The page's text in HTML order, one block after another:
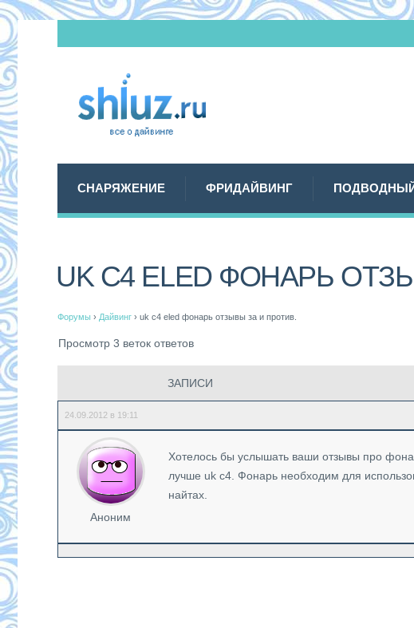
СНАРЯЖЕНИЕ ФРИДАЙВИНГ
UK C4 ELED ФОНAРЬ
Форумы › Дайвинг › uk c4 eled фонaрь отзывы за и против.
Просмотр 3 веток ответов
ЗАПИСИ
24.09.2012 в 19:11
Аноним
Хотелось бы услышать ваши отзывы про
лучше uk c4. Фонарь необходим для
найтах.